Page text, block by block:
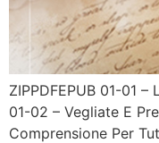
ZIPPDFEPUB 01-01 –
01-02 – Vegliate E
Comprensione Per